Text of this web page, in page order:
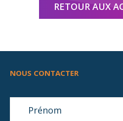
RETOUR AUX
NOUS CONTACTER